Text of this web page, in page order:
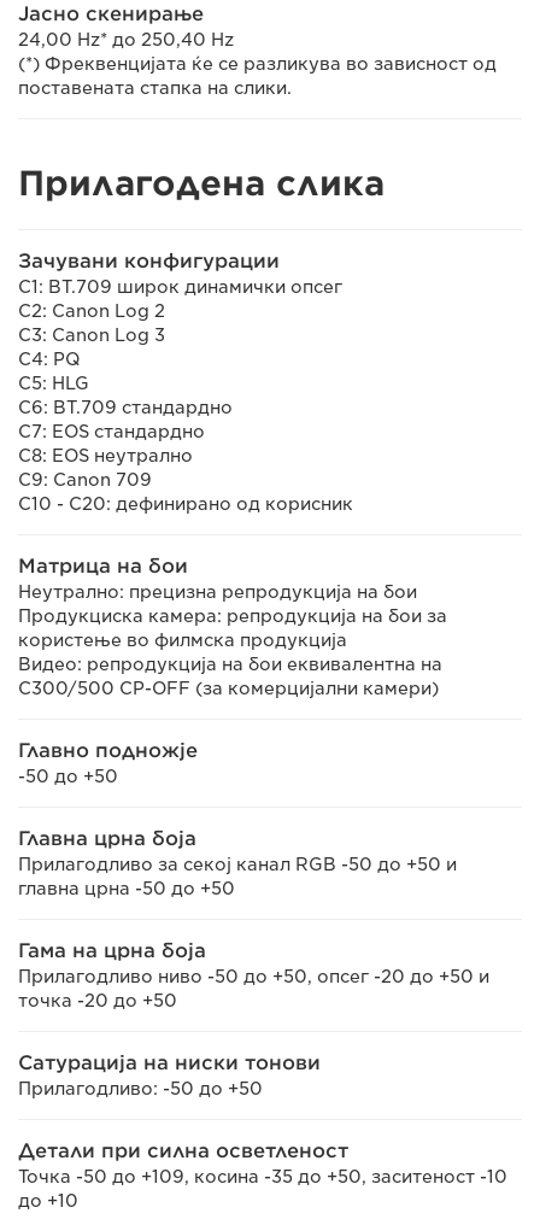
Јасно скенирање
24,00 Hz* до 250,40 Hz
(*) Фреквенцијата ќе се разликува во зависност од
поставената стапка на слики.
Прилагодена слика
Зачувани конфигурации
C1: BT.709 широк динамички опсег
C2: Canon Log 2
C3: Canon Log 3
C4: PQ
C5: HLG
C6: BT.709 стандардно
C7: EOS стандардно
C8: EOS неутрално
C9: Canon 709
C10 - C20: дефинирано од корисник
Матрица на бои
Неутрално: прецизна репродукција на бои
Продукциска камера: репродукција на бои за
користење во филмска продукција
Видео: репродукција на бои еквивалентна на
C300/500 CP-OFF (за комерцијални камери)
Главно подножје
-50 до +50
Главна црна боја
Прилагодливо за секој канал RGB -50 до +50 и
главна црна -50 до +50
Гама на црна боја
Прилагодливо ниво -50 до +50, опсег -20 до +50 и
точка -20 до +50
Сатурација на ниски тонови
Прилагодливо: -50 до +50
Детали при силна осветленост
Точка -50 до +109, косина -35 до +50, заситеност -10
до +10